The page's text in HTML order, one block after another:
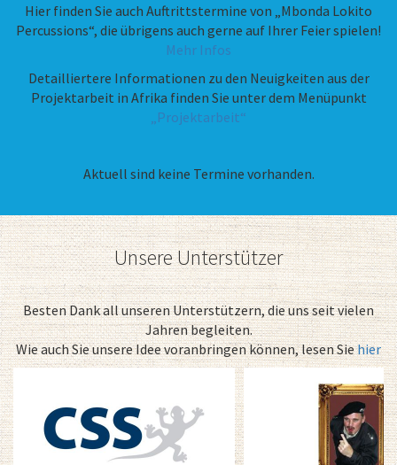
Hier finden Sie auch Auftrittstermine von „Mbonda Lokito
Percussions“, die übrigens auch gerne auf Ihrer Feier spielen!
Mehr Infos
Detailliertere Informationen zu den Neuigkeiten aus der
Projektarbeit in Afrika finden Sie unter dem Menüpunkt
„Projektarbeit“
Aktuell sind keine Termine vorhanden.
Unsere Unterstützer
Besten Dank all unseren Unterstützern, die uns seit vielen
Jahren begleiten.
Wie auch Sie unsere Idee voranbringen können, lesen Siehier